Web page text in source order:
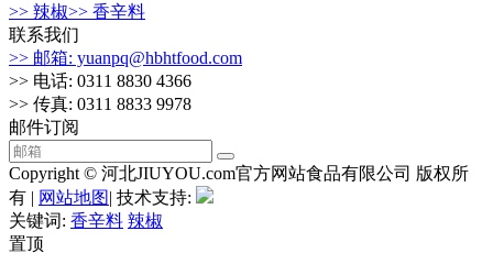
>> 辣椒>> 香辛料
联系我们
>> 邮箱: yuanpq@hbhtfood.com
>> 电话: 0311 8830 4366
>> 传真: 0311 8833 9978
邮件订阅
Copyright © 河北JIUYOU.com官方网站食品有限公司 版权所
有 | 网站地图| 技术支持:
关键词: 香辛料 辣椒
置顶